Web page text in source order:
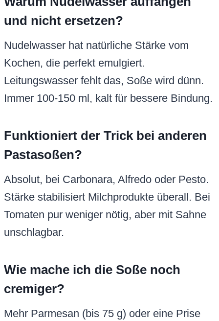
und nicht ersetzen?
Nudelwasser hat natürliche Stärke vom
Kochen, die perfekt emulgiert.
Leitungswasser fehlt das, Soße wird dünn.
Immer 100-150 ml, kalt für bessere Bindung.
Funktioniert der Trick bei anderen
Pastasoßen?
Absolut, bei Carbonara, Alfredo oder Pesto.
Stärke stabilisiert Milchprodukte überall. Bei
Tomaten pur weniger nötig, aber mit Sahne
unschlagbar.
Wie mache ich die Soße noch
cremiger?
Mehr Parmesan (bis 75 g) oder eine Prise